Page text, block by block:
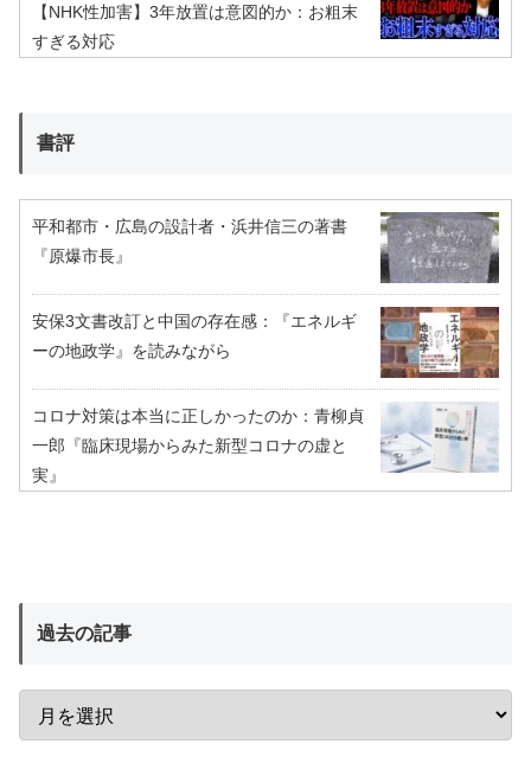
【NHK性加害】3年放置は意図的か：お粗末
すぎる対応
書評
平和都市・広島の設計者・浜井信三の著書
『原爆市長』
安保3文書改訂と中国の存在感：『エネルギ
ーの地政学』を読みながら
コロナ対策は本当に正しかったのか：青柳貞
一郎『臨床現場からみた新型コロナの虚と
実』
過去の記事